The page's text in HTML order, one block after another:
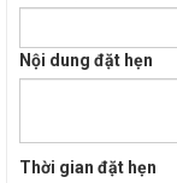
Nội dung đặt hẹn
Thời gian đặt hẹn